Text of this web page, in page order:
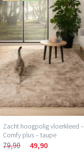
Zacht hoogpolig vloerkleed –
Comfy plus – taupe
79,90 49,90